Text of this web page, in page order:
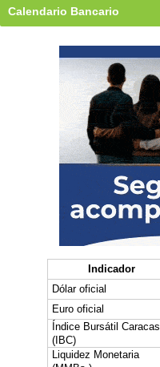
Calendario Bancario
Indicador
Dólar oficial
Euro oficial
Índice Bursátil Caracas
(IBC)
Liquidez Monetaria